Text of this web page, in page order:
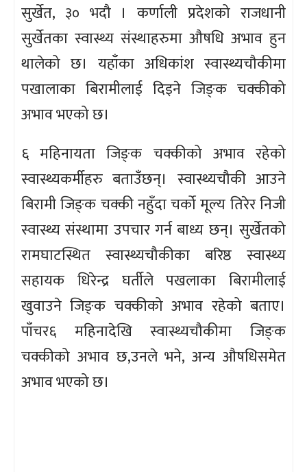
सुर्खेत, ३० भदौ । कर्णाली प्रदेशको राजधानी
सुर्खेतका स्वास्थ्य संस्थाहरुमा औषधि अभाव हुन
थालेको छ। यहाँका अधिकांश स्वास्थ्यचौकीमा
पखालाका बिरामीलाई दिइने जिङ्‌क चक्कीको
अभाव भएको छ।
६ महिनायता जिङ्‌क चक्कीको अभाव रहेको
स्वास्थ्यकर्मीहरु बताउँछन्। स्वास्थ्यचौकी आउने
बिरामी जिङ्‌क चक्की नहुँदा चर्को मूल्य तिरेर निजी
स्वास्थ्य संस्थामा उपचार गर्न बाध्य छन्। सुर्खेतको
रामघाटस्थित स्वास्थ्यचौकीका बरिष्ठ स्वास्थ्य
सहायक धिरेन्द्र घर्तीले पखलाका बिरामीलाई
खुवाउने जिङ्‌क चक्कीको अभाव रहेको बताए।
पाँचर६ महिनादेखि स्वास्थ्यचौकीमा जिङ्‌क
चक्कीको अभाव छ,उनले भने, अन्य औषधिसमेत
अभाव भएको छ।